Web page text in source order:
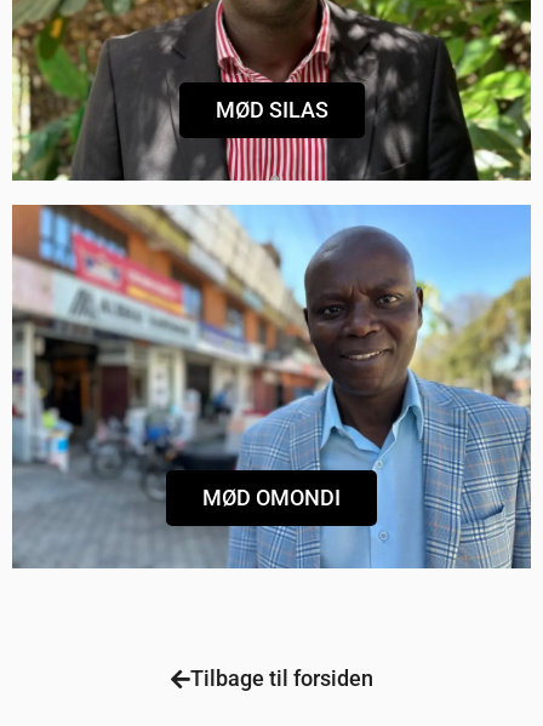
og ændrer valgene inde fra systemet
MØD SILAS
JOSEPH OMONDI FRA NAKURU
Direktør for DIGNITY’s partnerorganisation i
Kenya, MIDRIFT HURINET
MØD OMONDI
Tilbage til forsiden